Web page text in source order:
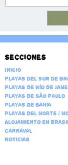
Secciones
Inicio
Playas del Sur de
Playas de Río de
Playas de São Paulo
Playas de Bahia
Playas del Norte /
Alojamiento en
Carnaval
Noticias